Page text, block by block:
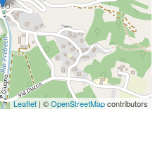
Leaflet| ©OpenStreetMapcontributors